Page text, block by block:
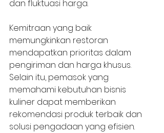
dan fluktuasi harga.
Kemitraan yang baik
memungkinkan restoran
mendapatkan prioritas dalam
pengiriman dan harga khusus.
Selain itu, pemasok yang
memahami kebutuhan bisnis
kuliner dapat memberikan
rekomendasi produk terbaik dan
solusi pengadaan yang efisien.